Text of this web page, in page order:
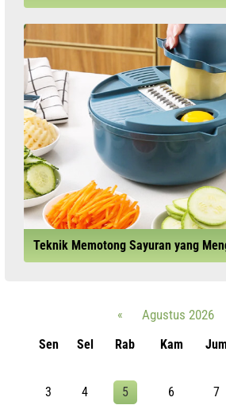
Teknik Memotong Sayuran yang
« Agustus 2026
Sen
Sel Rab Kam Jum
3
4 5 6 7